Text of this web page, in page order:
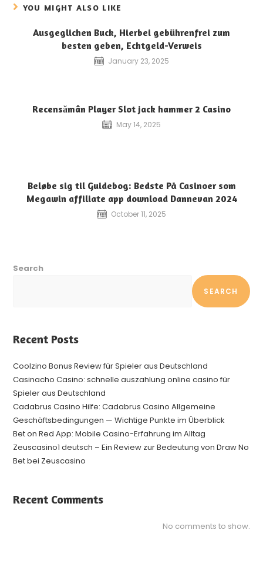
YOU MIGHT ALSO LIKE
Ausgeglichen Buck, Hierbei gebührenfrei zum
besten geben, Echtgeld-Verweis
January 23, 2025
Recensămân Player Slot jack hammer 2 Casino
May 14, 2025
Beløbe sig til Guidebog: Bedste På Casinoer som
Megawin affiliate app download Dannevan 2024
October 11, 2025
Search
SEARCH
Recent Posts
Coolzino Bonus Review für Spieler aus Deutschland
Casinacho Casino: schnelle auszahlung online casino für
Spieler aus Deutschland
Cadabrus Casino Hilfe: Cadabrus Casino Allgemeine
Geschäftsbedingungen — Wichtige Punkte im Überblick
Bet on Red App: Mobile Casino-Erfahrung im Alltag
Zeuscasino1 deutsch – Ein Review zur Bedeutung von Draw No
Bet bei Zeuscasino
Recent Comments
No comments to show.